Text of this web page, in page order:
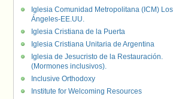
Iglesia Comunidad Metropolitana (ICM) Los
Ángeles-EE.UU.
Iglesia Cristiana de la Puerta
Iglesia Cristiana Unitaria de Argentina
Iglesia de Jesucristo de la Restauración.
(Mormones inclusivos).
Inclusive Orthodoxy
Institute for Welcoming Resources